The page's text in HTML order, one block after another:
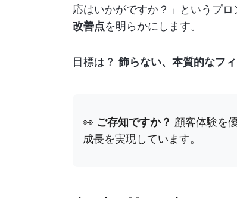
応はいかがですか？」というプ
改善点を明らかにします。
目標は？ 飾らない、本質的なフ
👀 ご存知ですか？ 顧客体験を
成長を実現しています。